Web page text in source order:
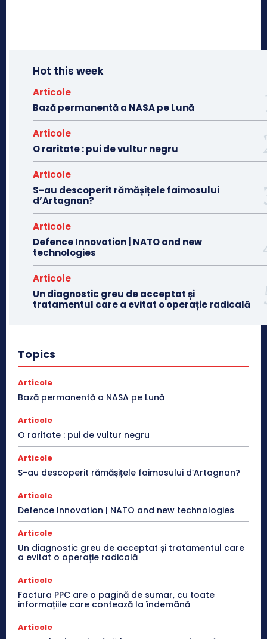
Hot this week
Articole
Bază permanentă a NASA pe Lună
Articole
O raritate : pui de vultur negru
Articole
S-au descoperit rămășițele faimosului
d’Artagnan?
Articole
Defence Innovation | NATO and new
technologies
Articole
Un diagnostic greu de acceptat și
tratamentul care a evitat o operație radicală
Topics
Articole
Bază permanentă a NASA pe Lună
Articole
O raritate : pui de vultur negru
Articole
S-au descoperit rămășițele faimosului d’Artagnan?
Articole
Defence Innovation | NATO and new technologies
Articole
Un diagnostic greu de acceptat și tratamentul care
a evitat o operație radicală
Articole
Factura PPC are o pagină de sumar, cu toate
informațiile care contează la îndemână
Articole